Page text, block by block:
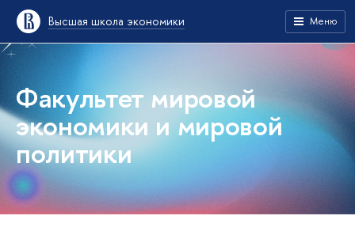
Высшая школа экономики Меню
Факультет мировой
экономики и мировой
политики